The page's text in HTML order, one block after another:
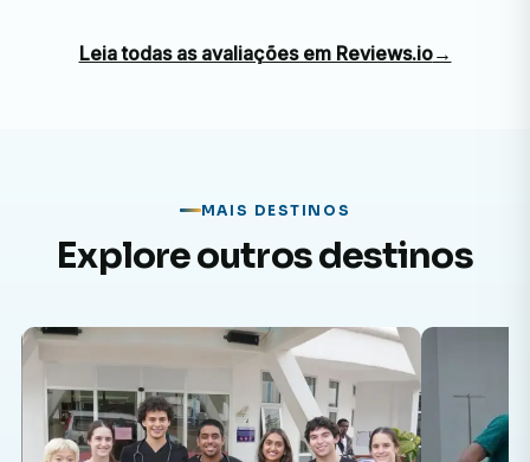
Leia todas as avaliações em Reviews.io→
MAIS DESTINOS
Explore outros destinos